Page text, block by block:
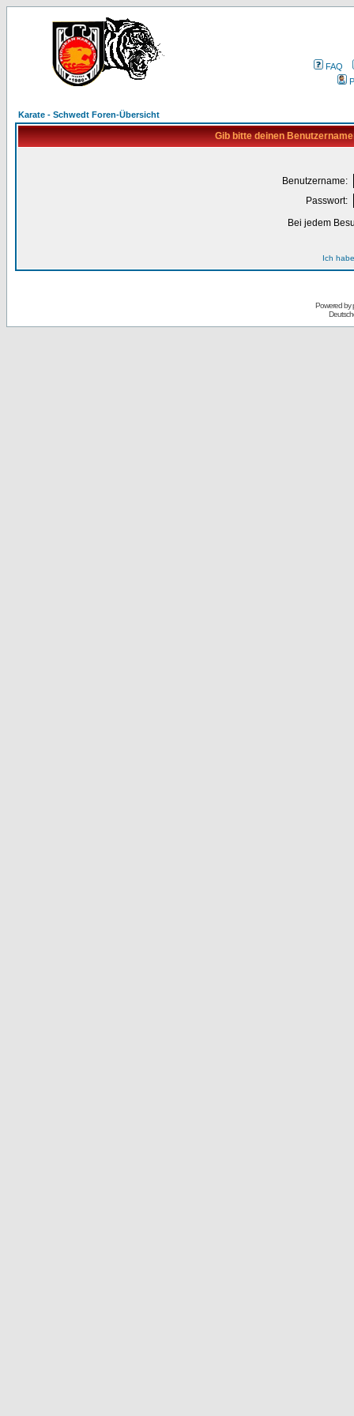
FAQ
Karate - Schwedt Foren-Übersicht
Gib bitte deinen
Benutzername:
Passwort:
Bei jedem
Ich
Powered by